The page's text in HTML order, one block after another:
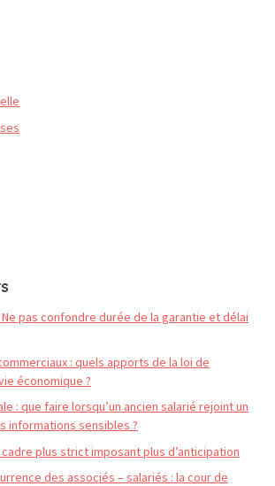
pas confondre durée de la garantie et délai
: quels apports de la loi de
économique ?
: que faire lorsqu’un ancien salarié rejoint un
informations sensibles ?
plus strict imposant plus d’anticipation
des associés – salariés : la cour de